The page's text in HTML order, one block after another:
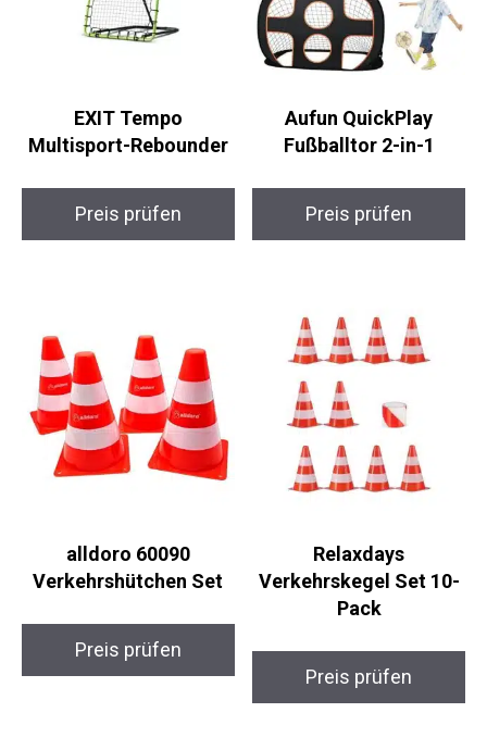
EXIT Tempo
Multisport-Rebounder
Preis prüfen
Aufun QuickPlay
Fußballtor 2-in-1
Preis prüfen
alldoro 60090
Verkehrshütchen Set
Preis prüfen
Relaxdays
Verkehrskegel Set 10-
Pack
Preis prüfen